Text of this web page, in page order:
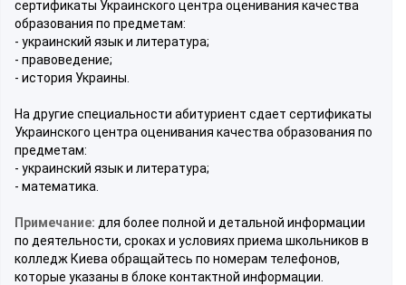
сертификаты Украинского центра оценивания качества
образования по предметам:
- украинский язык и литература;
- правоведение;
- история Украины.
На другие специальности абитуриент сдает сертификаты
Украинского центра оценивания качества образования по
предметам:
- украинский язык и литература;
- математика.
Примечание: для более полной и детальной информации
по деятельности, сроках и условиях приема школьников в
колледж Киева обращайтесь по номерам телефонов,
которые указаны в блоке контактной информации.